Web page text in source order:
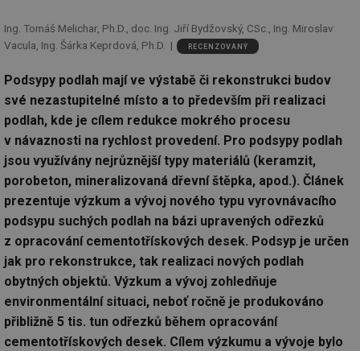
Ing. Tomáš Melichar, Ph.D., doc. Ing. Jiří Bydžovský, CSc., Ing. Miroslav
Vacula, Ing. Šárka Keprdová, Ph.D.
RECENZOVANÝ
Podsypy podlah mají ve výstabě či rekonstrukci budov
své nezastupitelné místo a to především při realizaci
podlah, kde je cílem redukce mokrého procesu
v návaznosti na rychlost provedení. Pro podsypy podlah
jsou využívány nejrůznější typy materiálů (keramzit,
porobeton, mineralizovaná dřevní štěpka, apod.). Článek
prezentuje výzkum a vývoj nového typu vyrovnávacího
podsypu suchých podlah na bázi upravených odřezků
z opracování cementotřískových desek. Podsyp je určen
jak pro rekonstrukce, tak realizaci nových podlah
obytných objektů. Výzkum a vývoj zohledňuje
environmentální situaci, neboť ročně je produkováno
přibližně 5 tis. tun odřezků během opracování
cementotřískových desek. Cílem výzkumu a vývoje bylo